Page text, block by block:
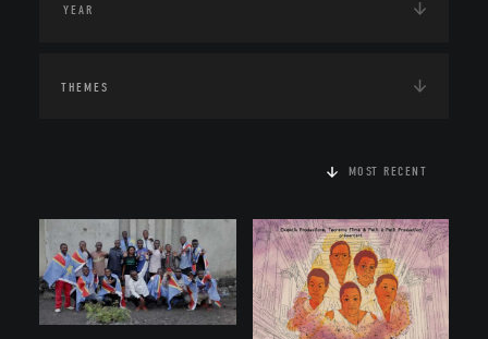
THEMES
MOST RECENT